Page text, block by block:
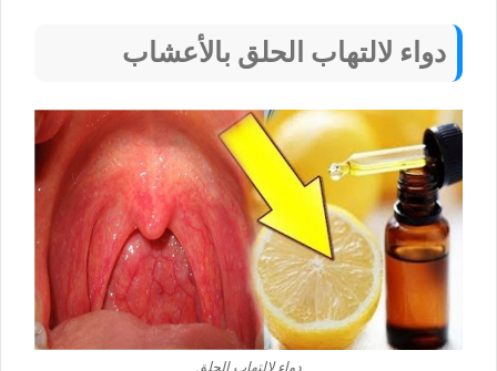
دواء لالتهاب الحلق بالأعشاب
دواء لالتهاب الحلق